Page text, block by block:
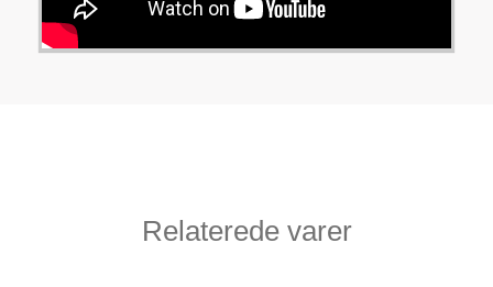
Relaterede varer